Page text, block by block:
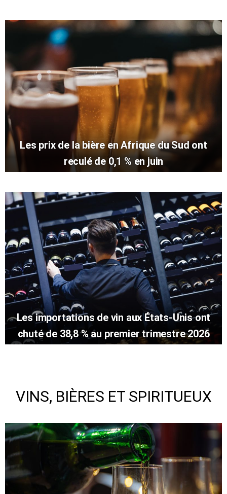
Les prix de la bière en Afrique du Sud ont
reculé de 0,1 % en juin
Les importations de vin aux États-Unis ont
chuté de 38,8 % au premier trimestre 2026
VINS, BIÈRES ET SPIRITUEUX